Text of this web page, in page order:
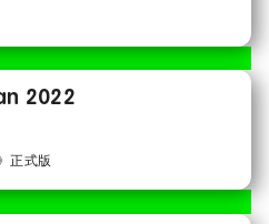
2022
正式版